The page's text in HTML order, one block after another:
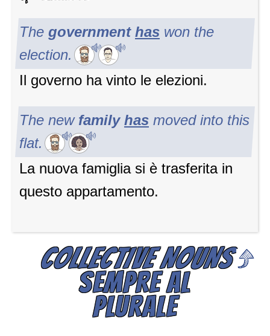
The government has won the
election.
Il governo ha vinto le elezioni.
The new family has moved into this
flat.
La nuova famiglia si è trasferita in
questo appartamento.
COLLECTIVE NOUNS
SEMPRE AL
PLURALE